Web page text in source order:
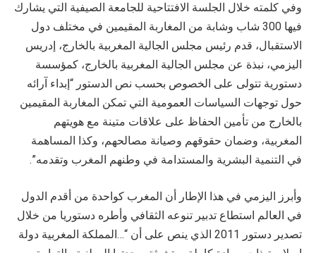
وفي كلمته خلال الجلسة الافتتاحية للجامعة الصيفية التي يشارك
فيها 300 شاب وشابة من المغاربة المقيمين في مختلف دول
الاستقبال، قدم رئيس مجلس الجالية المغربية بالخارج، إدريس
اليزمي، نبذة عن مجلس الجالية المغربية بالخارج، كمؤسسة
دستورية تتولى على الخصوص بحسب نص الدستور “إبداء آرائه
حول توجهات السياسات العمومية التي تمكن المغاربة المقيمين
بالخارج من تأمين الحفاظ على علاقات متينة مع هويتهم
المغربية، وضمان حقوقهم وصيانة مصالحهم، وكذا المساهمة
في التنمية البشرية والمستدامة في وطنهم المغرب وتقدمه”.
وأبرز اليزمي في هذا الإطار أن المغرب كواحدة من أقدم الدول
في العالم استطاع تدبير تنوعه الثقافي وأطره دستوريا من خلال
تصدير دستور 2011 الذي ينص على أن “…المملكة المغربية دولة